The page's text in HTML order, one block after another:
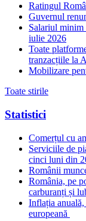
Ratingul
Guvernul
Salariul minim
iulie 2026
Toate
tranzacțiile la
Mobilizare
Toate stirile
Statistici
Comerțul cu
Serviciile de
cinci luni din
Românii
România, pe
carburanți și
Inflația
europeană